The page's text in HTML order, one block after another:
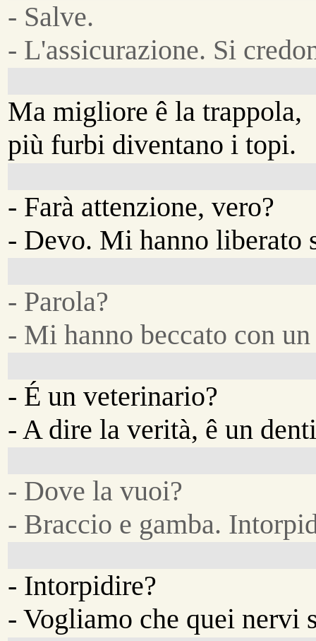
- Salve.
- L'assicurazione. Si
Ma migliore ê la trappola,
più furbi diventano i topi.
- Farà attenzione, vero?
- Devo. Mi hanno liberato
- Parola?
- Mi hanno beccato con
- É un veterinario?
- A dire la verità, ê un
- Dove la vuoi?
- Braccio e gamba.
- Intorpidire?
- Vogliamo che quei nervi